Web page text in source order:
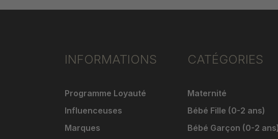
INFORMATIONS
Programme Loyauté
Influenceuses
Marques
CATÉGORIES
Maternité
Bébé Fille (0-2 ans)
Bébé Garçon (0-2